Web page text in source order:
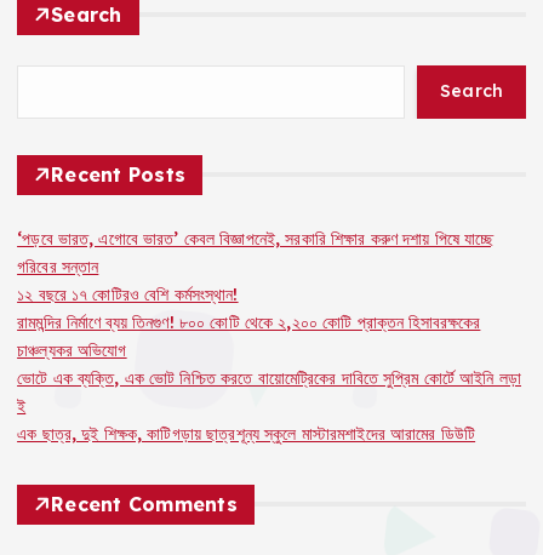
Search
Search
Recent Posts
‘পড়বে ভারত, এগোবে ভারত’ কেবল বিজ্ঞাপনেই, সরকারি শিক্ষার করুণ দশায় পিষে যাচ্ছে
গরিবের সন্তান
১২ বছরে ১৭ কোটিরও বেশি কর্মসংস্থান!
রামমন্দির নির্মাণে ব্যয় তিনগুণ! ৮০০ কোটি থেকে ২,২০০ কোটি প্রাক্তন হিসাবরক্ষকের
চাঞ্চল্যকর অভিযোগ
ভোটে এক ব্যক্তি, এক ভোট নিশ্চিত করতে বায়োমেট্রিকের দাবিতে সুপ্রিম কোর্টে আইনি লড়া
ই
এক ছাত্র, দুই শিক্ষক, কাটিগড়ায় ছাত্রশূন্য স্কুলে মাস্টারমশাইদের আরামের ডিউটি
Recent Comments